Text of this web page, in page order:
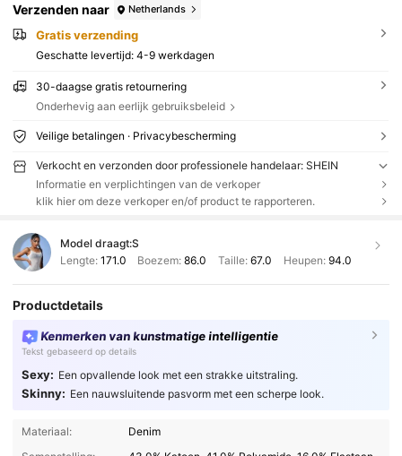
Verzenden naar Netherlands
Gratis verzending
Geschatte levertijd: 4-9 werkdagen
30-daagse gratis retournering
Onderhevig aan eerlijk gebruiksbeleid
Veilige betalingen · Privacybescherming
Verkocht en verzonden door professionele handelaar: SHEIN
Informatie en verplichtingen van de verkoper
klik hier om deze verkoper en/of product te rapporteren.
Model draagt:S
Lengte: 171.0 Boezem:86.0 Taille: 67.0 Heupen: 94.0
Productdetails
Kenmerken van kunstmatige intelligentie
Tekst gebaseerd op details
Sexy: Een opvallende look met een strakke uitstraling.
Skinny: Een nauwsluitende pasvorm met een scherpe look.
Materiaal:
Denim